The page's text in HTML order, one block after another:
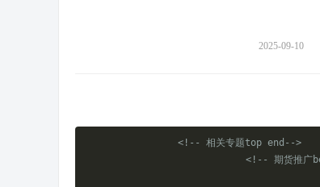
2025-09-10
<!-- 相关专题top end-->
<!-- 期货推广